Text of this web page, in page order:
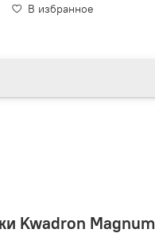
В избранное
Kwadron Magnum